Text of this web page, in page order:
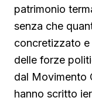
patrimonio
senza che
concretizzato
delle forze
dal Movimento
hanno scritto